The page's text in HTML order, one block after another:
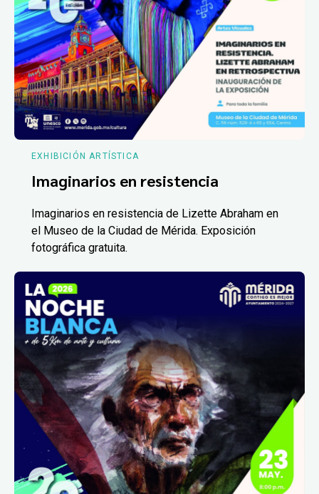
EXHIBICIÓN ARTÍSTICA
Imaginarios en resistencia
Imaginarios en resistencia de Lizette Abraham en
el Museo de la Ciudad de Mérida. Exposición
fotográfica gratuita.